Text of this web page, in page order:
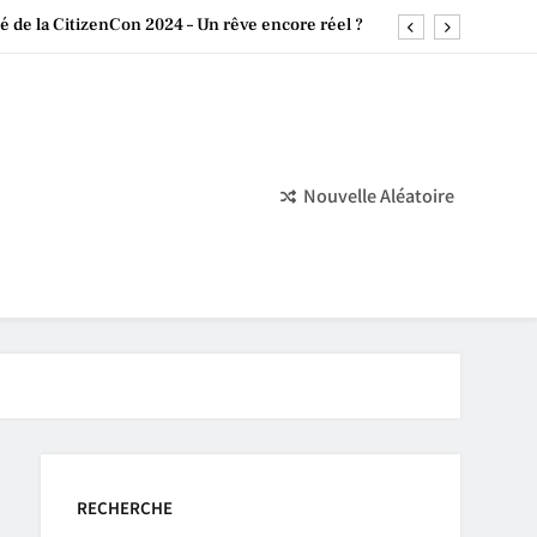
de la CitizenCon 2024 – Un rêve encore réel ?
Chinoise dans le Monde du Jeu Vidéo
Nouvelle Aléatoire
RECHERCHE